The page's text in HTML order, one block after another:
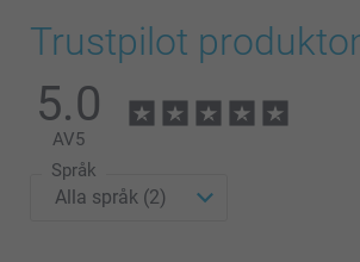
Trustpilot
5.0
AV5
Språk